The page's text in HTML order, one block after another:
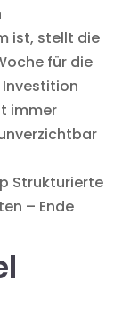
ist, stellt die
für die
immer
Strukturierte
– Ende